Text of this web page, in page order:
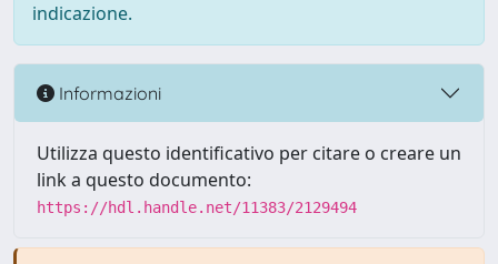
indicazione.
Informazioni
Utilizza questo identificativo per citare o creare un
link a questo documento:
https://hdl.handle.net/11383/2129494